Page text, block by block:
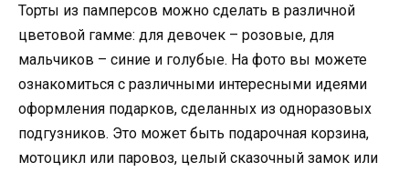
Торты из памперсов можно сделать в различной
цветовой гамме: для девочек – розовые, для
мальчиков – синие и голубые. На фото вы можете
ознакомиться с различными интересными идеями
оформления подарков, сделанных из одноразовых
подгузников. Это может быть подарочная корзина,
мотоцикл или паровоз, целый сказочный замок или